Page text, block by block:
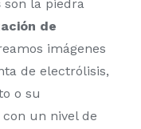
son la piedra
de
imágenes
de electrólisis,
o su
un nivel de